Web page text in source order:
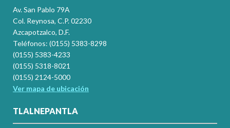
Av. San Pablo 79A
Col. Reynosa, C.P. 02230
Azcapotzalco, D.F.
Teléfonos: (0155) 5383-8298
(0155) 5383-4233
(0155) 5318-8021
(0155) 2124-5000
Ver mapa de ubicación
TLALNEPANTLA